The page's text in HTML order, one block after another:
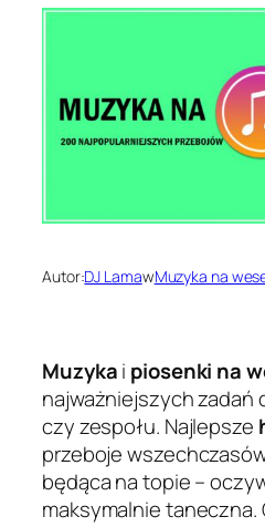
Autor:DJ LamawMuzyka na
Muzykai piosenki na
najważniejszych zadań
czy zespołu. Najlepsze
przeboje
będąca na topie –
maksymalnie